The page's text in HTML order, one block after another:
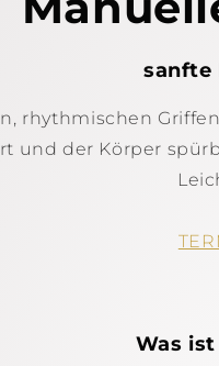
sanfte
rhythmischen
und der Körper
Was